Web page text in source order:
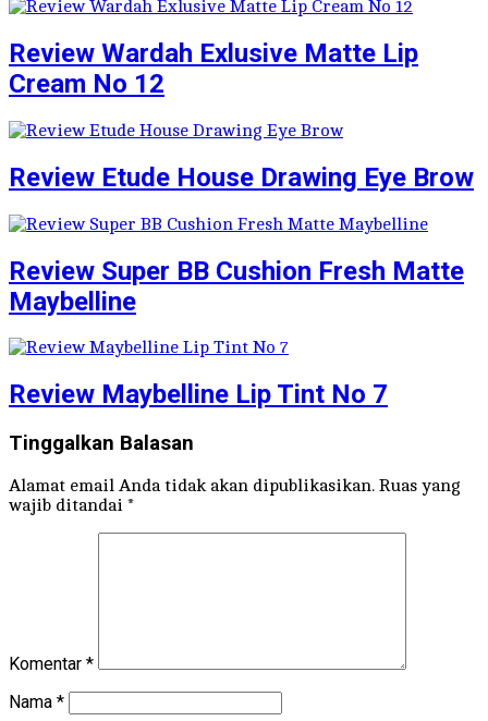
Review Wardah Exlusive Matte Lip
Cream No 12
Review Etude House Drawing Eye Brow
Review Super BB Cushion Fresh Matte
Maybelline
Review Maybelline Lip Tint No 7
Tinggalkan Balasan
Alamat email Anda tidak akan dipublikasikan. Ruas yang
wajib ditandai *
Komentar *
Nama *